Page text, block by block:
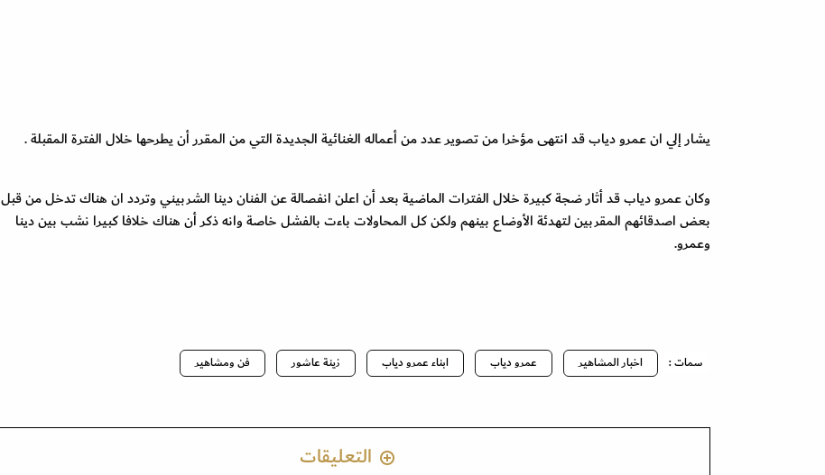
يشار إلي ان عمرو دياب قد انتهى مؤخرا من تصوير عدد من أعماله الغنائية الجديدة التي من المقرر أن يطرحها خلال الفترة المقبلة .
وكان عمرو دياب قد أثار ضجة كبيرة خلال الفترات الماضية بعد أن اعلن انفصالة عن الفنان دينا الشربيني وتردد ان هناك تدخل من قبل
بعض اصدقائهم المقربين لتهدئة الأوضاع بينهم ولكن كل المحاولات باءت بالفشل خاصة وانه ذكر أن هناك خلافا كبيرا نشب بين دينا
وعمرو.
سمات : اخبار المشاهير عمرو دياب ابناء عمرو دياب زينة عاشور فن ومشاهير
التعليقات